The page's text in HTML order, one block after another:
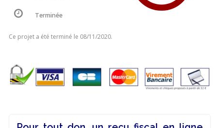
Terminée
Ce projet a été terminé le 08/11/2020.